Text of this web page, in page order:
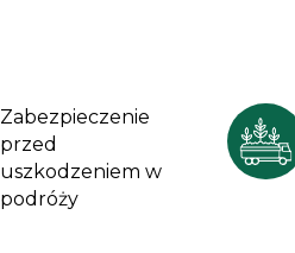
Zabezpieczenie
przed
uszkodzeniem w
podróży